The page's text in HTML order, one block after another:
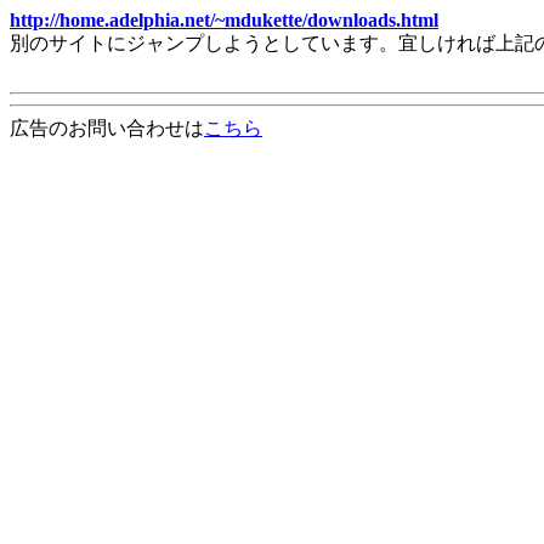
http://home.adelphia.net/~mdukette/downloads.html
別のサイトにジャンプしようとしています。宜しければ上
広告のお問い合わせはこちら